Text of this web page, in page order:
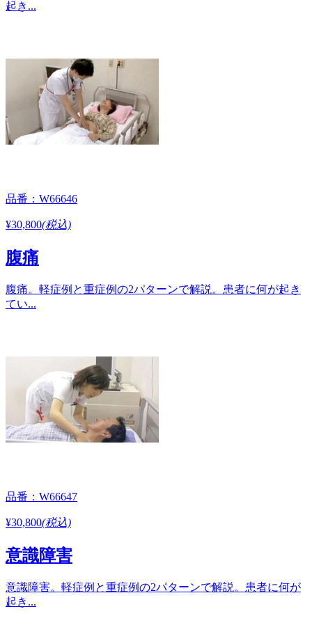
起き...
品番：W66646
¥30,800(税込)
腹痛
腹痛。軽症例と重症例の2パターンで解説。患者に何が起き
てい...
品番：W66647
¥30,800(税込)
意識障害
意識障害。軽症例と重症例の2パターンで解説。患者に何が
起き...